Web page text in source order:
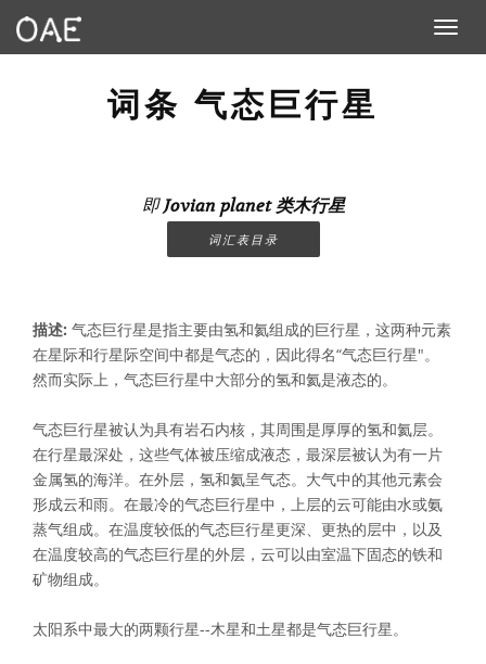
Toggle
词条 气态巨行星
即Jovian planet 类木行星
词汇表目录
描述: 气态巨行星是指主要由氢和氦组成的巨行星，这两种元素
在星际和行星际空间中都是气态的，因此得名“气态巨行星"。
然而实际上，气态巨行星中大部分的氢和氦是液态的。
气态巨行星被认为具有岩石内核，其周围是厚厚的氢和氦层。
在行星最深处，这些气体被压缩成液态，最深层被认为有一片
金属氢的海洋。在外层，氢和氦呈气态。大气中的其他元素会
形成云和雨。在最冷的气态巨行星中，上层的云可能由水或氨
蒸气组成。在温度较低的气态巨行星更深、更热的层中，以及
在温度较高的气态巨行星的外层，云可以由室温下固态的铁和
矿物组成。
太阳系中最大的两颗行星--木星和土星都是气态巨行星。